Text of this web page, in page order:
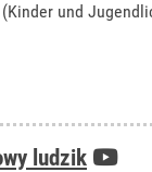
(Kinder und
ludzik